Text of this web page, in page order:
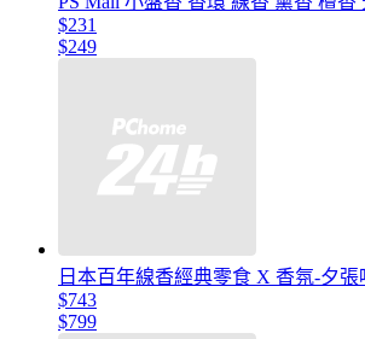
$231
$249
日本百年線香經典零食 X 香氛-夕張
$743
$799